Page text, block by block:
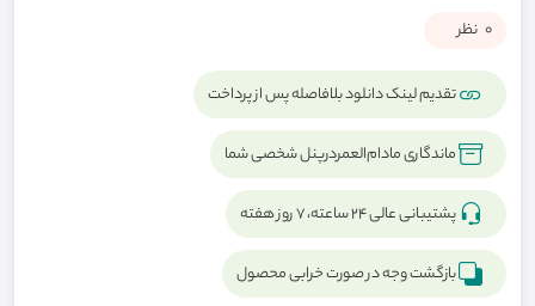
0 نظر
تقدیم لینک دانلود بلافاصله پس از پرداخت
ماندگاری مادام‌العمردرپنل شخصی شما
پشتیبانی عالی ۲۴ ساعته، ۷ روز هفته
بازگشت وجه در صورت خرابی محصول